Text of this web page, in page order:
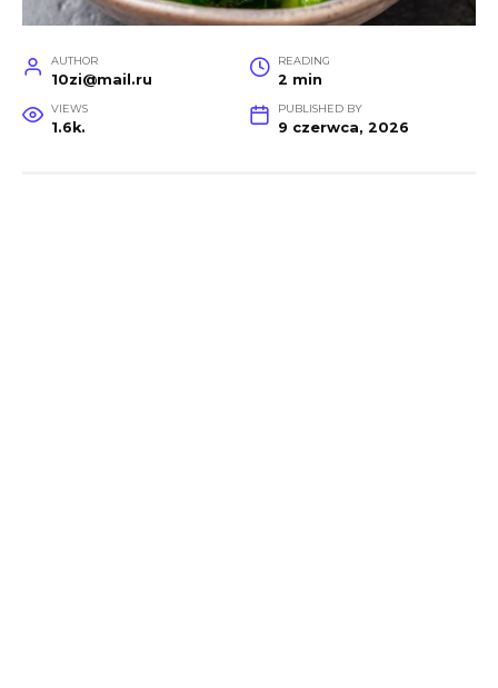
AUTHOR
10zi@mail.ru
READING
2 min
VIEWS
1.6k.
PUBLISHED BY
9 czerwca, 2026